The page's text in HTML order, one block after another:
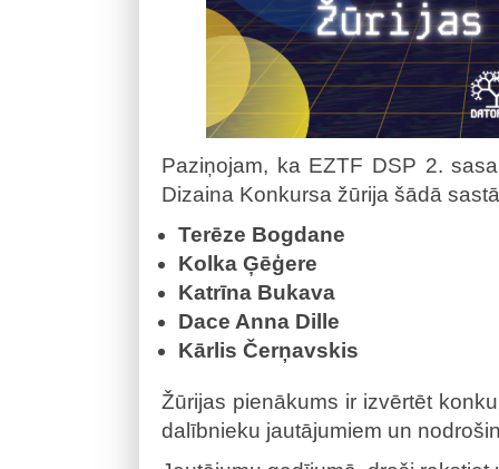
Paziņojam, ka EZTF DSP 2.
Dizaina Konkursa žūrija šādā
Terēze Bogdane
Kolka Ģēģere
Katrīna Bukava
Dace Anna Dille
Kārlis Čerņavskis
Žūrijas pienākums ir izvērtēt
dalībnieku jautājumiem un